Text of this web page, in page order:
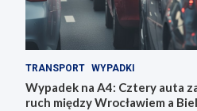
TRANSPORT WYPADKI
Wypadek na A4: Cztery auta
ruch między Wrocławiem a